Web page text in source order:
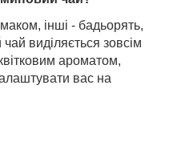
інші - бадьорять,
виділяється зовсім
ароматом,
вас на